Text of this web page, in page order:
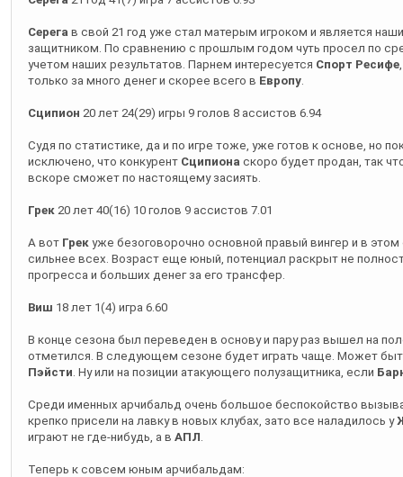
учетом наших результатов. Парнем интересуется
Сципион20 лет 24(29) игры 9 голов 8 ассистов 6.94
Судя по статистике, да и по игре тоже, уже готов к основе, но
исключено, что конкурент
вскоре сможет по настоящему засиять.
Грек 20 лет 40(16) 10 голов 9 ассистов 7.01
А вотГрекуже безоговорочно основной правый вингер и в
сильнее всех. Возраст еще юный, потенциал раскрыт не
прогресса и больших денег за его трансфер.
Виш 18 лет 1(4) игра 6.60
В конце сезона был переведен в основу и пару раз вышел на
отметился. В следующем сезоне будет играть чаще. Может
Пэйсти. Ну или на позиции атакующего полузащитника, если
Среди именных арчибальд очень большое беспокойство
крепко присели на лавку в новых клубах, зато все наладилось у
играют не где-нибудь, а вАПЛ.
Теперь к совсем юным арчибальдам: